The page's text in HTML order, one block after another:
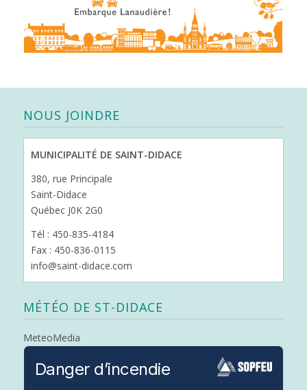
NOUS JOINDRE
MUNICIPALITÉ DE SAINT-DIDACE
380, rue Principale
Saint-Didace
Québec J0K 2G0
Tél : 450-835-4184
Fax : 450-836-0115
info@saint-didace.com
MÉTÉO DE ST-DIDACE
MeteoMedia
Danger d’incendie